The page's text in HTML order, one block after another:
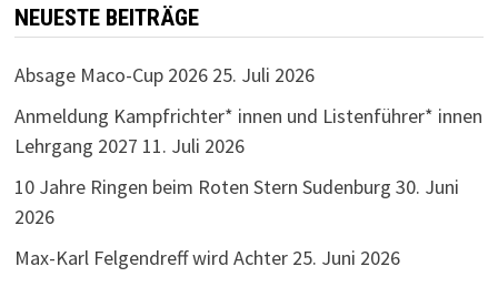
NEUESTE BEITRÄGE
Absage Maco-Cup 2026 25. Juli 2026
Anmeldung Kampfrichter* innen und Listenführer* innen
Lehrgang 2027 11. Juli 2026
10 Jahre Ringen beim Roten Stern Sudenburg 30. Juni
2026
Max-Karl Felgendreff wird Achter 25. Juni 2026